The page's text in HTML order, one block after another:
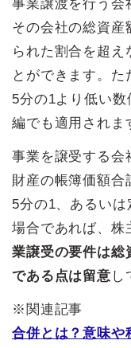
事業譲渡を行う会
その会社の総資産
られた割合を超え
とができます。た
5分の1より低い
編でも適用されま
事業を譲受する会
財産の帳簿価額合
5分の1、あるい
場合であれば、株
業譲受の要件は総
である点は留意 し
※関連記事
合併とは？意味や